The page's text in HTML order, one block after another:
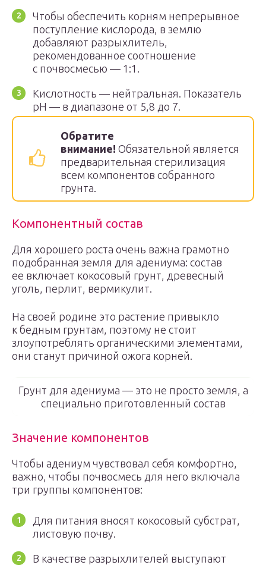
Чтобы обеспечить корням непрерывное
поступление кислорода, в землю
добавляют разрыхлитель,
рекомендованное соотношение
с почвосмесью — 1:1.
Кислотность — нейтральная. Показатель
pH — в диапазоне от 5,8 до 7.
Обратите
внимание! Обязательной является
предварительная стерилизация
всем компонентов собранного
грунта.
Компонентный состав
Для хорошего роста очень важна грамотно
подобранная земля для адениума: состав
ее включает кокосовый грунт, древесный
уголь, перлит, вермикулит.
На своей родине это растение привыкло
к бедным грунтам, поэтому не стоит
злоупотреблять органическими элементами,
они станут причиной ожога корней.
Грунт для адениума — это не просто земля, а
специально приготовленный состав
Значение компонентов
Чтобы адениум чувствовал себя комфортно,
важно, чтобы почвосмесь для него включала
три группы компонентов:
Для питания вносят кокосовый субстрат,
листовую почву.
В качестве разрыхлителей выступают